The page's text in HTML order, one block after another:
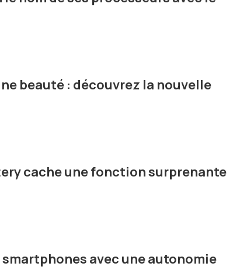
beauté : découvrez la nouvelle
cache une fonction surprenante
smartphones avec une autonomie